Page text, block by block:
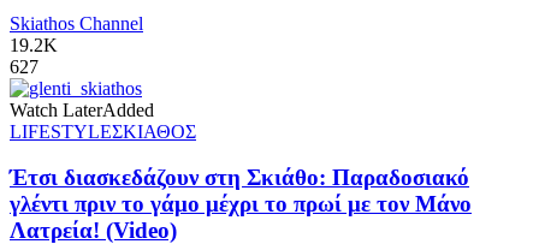
Skiathos Channel
19.2K
627
Watch LaterAdded
LIFESTYLEΣΚΙΑΘΟΣ
Έτσι διασκεδάζουν στη Σκιάθο: Παραδοσιακό
γλέντι πριν το γάμο μέχρι το πρωί με τον Μάνο
Λατρεία! (Video)